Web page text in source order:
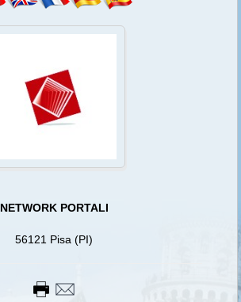
NETWORK PORTALI
56121 Pisa (PI)